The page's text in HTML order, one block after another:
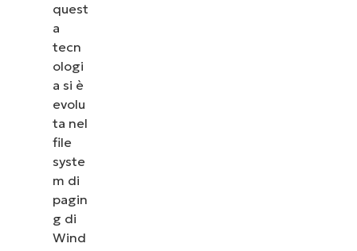
quest
a
tecn
ologi
a si è
evolu
ta nel
file
syste
m di
pagin
g di
Wind